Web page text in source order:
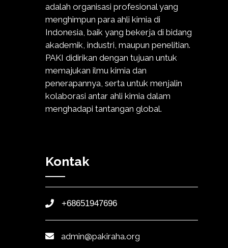
adalah organisasi profesional yang
menghimpun para ahli kimia di
Indonesia, baik yang bekerja di bidang
akademik, industri, maupun penelitian.
PAKI didirikan dengan tujuan untuk
memajukan ilmu kimia dan
penerapannya, serta untuk menjalin
kolaborasi antar ahli kimia dalam
menghadapi tantangan global.
Kontak
+68651947696
admin@pakiraha.org